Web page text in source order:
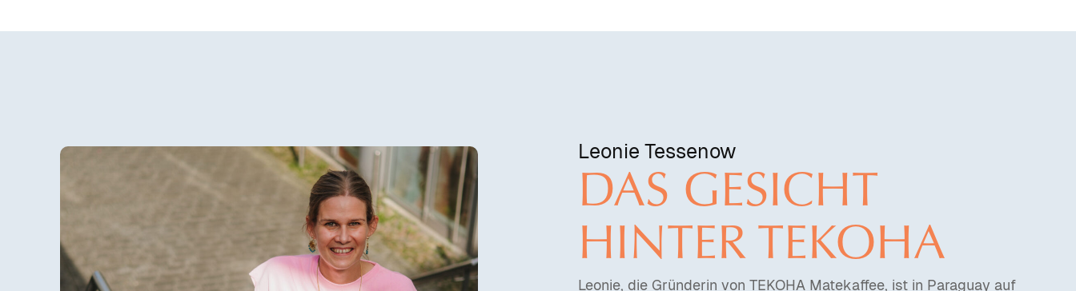
Leonie Tessenow
DAS GESICHT
HINTER TEKOHA
Leonie, die Gründerin von TEKOHA Matekaffee, ist in Paraguay auf